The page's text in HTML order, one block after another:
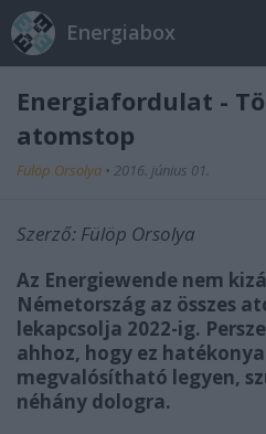
Energiabox
Energiafordulat -
atomstop
Fülöp Orsolya • 2016. június 01.
Szerző: Fülöp Orsolya
Az Energiewende nem
Németország az összes
lekapcsolja 2022-ig.
ahhoz, hogy ez
megvalósítható legyen,
néhány dologra.